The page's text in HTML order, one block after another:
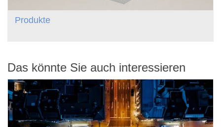
Produkte
Das könnte Sie auch interessieren